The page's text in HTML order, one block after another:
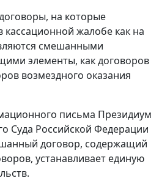
на которые
кассационной жалобе как на
смешанными
элементы, как договоров
возмездного оказания
письма Президиум
Суда Российской Федерации
договор, содержащий
устанавливает единую